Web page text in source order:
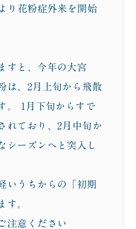
ポリシー
法に基づく表記
り花粉症外来を開始
すと、今年の大宮
は、 2月上旬から飛散
。 1月下旬からすで
れており、2月中旬か
シーズンへと突入し
いうちからの「初期
す。
注意ください